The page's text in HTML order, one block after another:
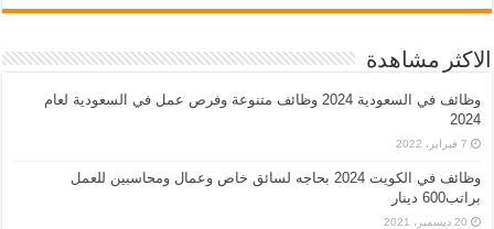
الاكثر مشاهدة
وظائف في السعودية 2024 وظائف متنوعة وفرص عمل في السعودية لعام
2024
7 فبراير، 2022
وظائف في الكويت 2024 بحاجه لسائق خاص وعمال ومحاسبين للعمل
براتب600 دينار
20 ديسمبر، 2021